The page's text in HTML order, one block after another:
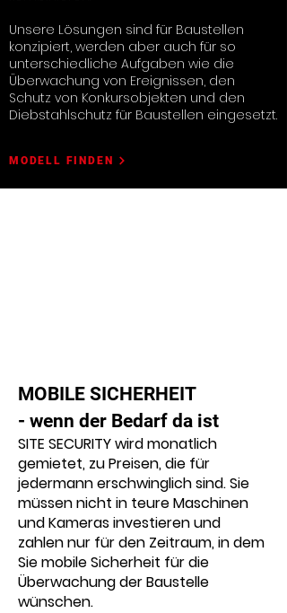
Unsere Lösungen sind für Baustellen
konzipiert, werden aber auch für so
unterschiedliche Aufgaben wie die
Überwachung von Ereignissen, den
Schutz von Konkursobjekten und den
Diebstahlschutz für Baustellen eingesetzt.
MODELL FINDEN
MOBILE SICHERHEIT
- wenn der Bedarf da ist
SITE SECURITY wird monatlich
gemietet, zu Preisen, die für
jedermann erschwinglich sind. Sie
müssen nicht in teure Maschinen
und Kameras investieren und
zahlen nur für den Zeitraum, in dem
Sie mobile Sicherheit für die
Überwachung der Baustelle
wünschen.